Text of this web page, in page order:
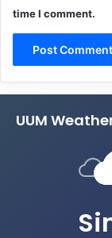
time I comment.
UUM